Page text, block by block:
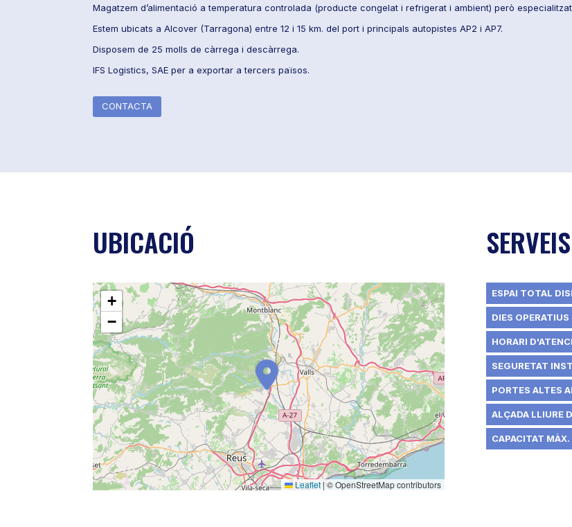
Magatzem d’alimentació a temperatura controlada (producte congelat i refrigerat i ambient) però
Estem ubicats a Alcover (Tarragona) entre 12 i 15 km. del port i principals autopistes AP2 i AP7.
Disposem de 25 molls de càrrega i descàrrega.
IFS Logistics, SAE per a exportar a tercers països.
CONTACTA
UBICACIÓ
+
−
Leaflet|© OpenStreetMap contributors
ESPAI TOTAL
DIES OPERATIUS
HORARI
SEGURETAT
PORTES ALTES
ALÇADA LLIURE
CAPACITAT